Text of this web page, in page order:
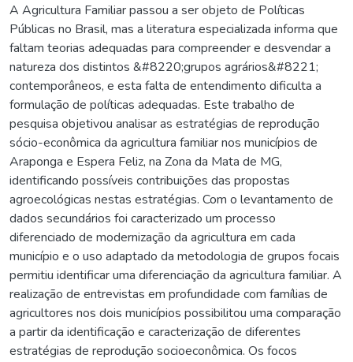
A Agricultura Familiar passou a ser objeto de Políticas
Públicas no Brasil, mas a literatura especializada informa que
faltam teorias adequadas para compreender e desvendar a
natureza dos distintos &#8220;grupos agrários&#8221;
contemporâneos, e esta falta de entendimento dificulta a
formulação de políticas adequadas. Este trabalho de
pesquisa objetivou analisar as estratégias de reprodução
sócio-econômica da agricultura familiar nos municípios de
Araponga e Espera Feliz, na Zona da Mata de MG,
identificando possíveis contribuições das propostas
agroecológicas nestas estratégias. Com o levantamento de
dados secundários foi caracterizado um processo
diferenciado de modernização da agricultura em cada
município e o uso adaptado da metodologia de grupos focais
permitiu identificar uma diferenciação da agricultura familiar. A
realização de entrevistas em profundidade com famílias de
agricultores nos dois municípios possibilitou uma comparação
a partir da identificação e caracterização de diferentes
estratégias de reprodução socioeconômica. Os focos